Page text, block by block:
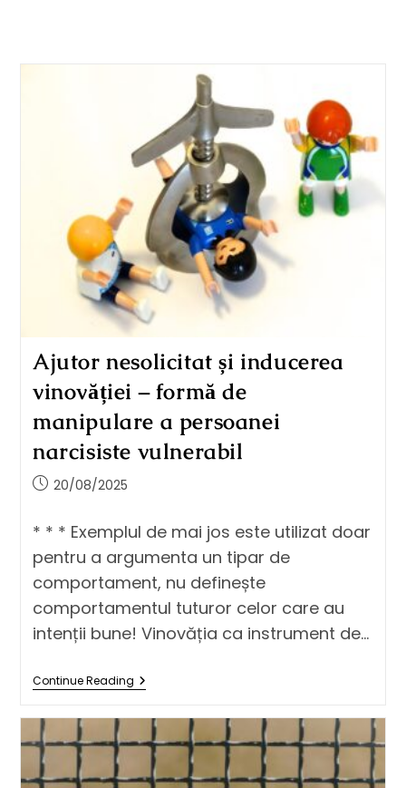
Ajutor nesolicitat și inducerea
vinovăției – formă de
manipulare a persoanei
narcisiste vulnerabil
20/08/2025
* * * Exemplul de mai jos este utilizat doar
pentru a argumenta un tipar de
comportament, nu definește
comportamentul tuturor celor care au
intenții bune! Vinovăția ca instrument de…
Continue Reading